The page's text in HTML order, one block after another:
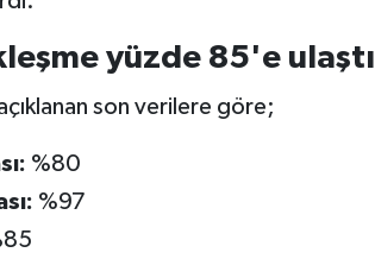
yüzde 85'e ulaştı
son verilere göre;
%80
%97